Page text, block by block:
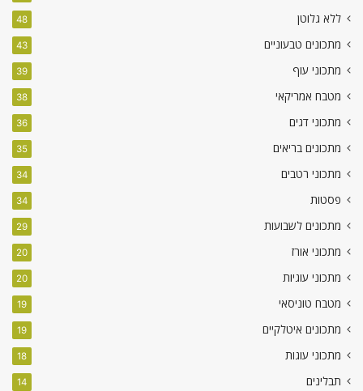
ללא גלוטן 48
מתכונים טבעוניים 43
מתכוני עוף 39
מטבח אמריקאי 38
מתכוני דגים 36
מתכונים בריאים 35
מתכוני רטבים 34
פסטות 34
מתכונים לשבועות 29
מתכוני אורז 20
מתכוני עוגיות 20
מטבח טוניסאי 19
מתכונים איטלקיים 19
מתכוני עוגות 18
תבלינים 14